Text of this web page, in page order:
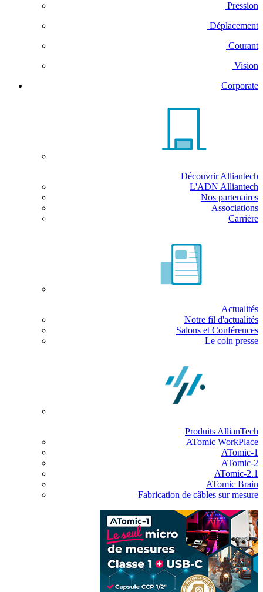
Pression
Déplacement
Courant
Vision
Corporate
Découvrir Alliantech
L'ADN Alliantech
Nos partenaires
Associations
Carrière
Actualités
Notre fil d'actualités
Salons et Conférences
Le coin presse
Produits AllianTech
ATomic WorkPlace
ATomic-1
ATomic-2
ATomic-2.1
ATomic Brain
Fabrication de câbles sur mesure